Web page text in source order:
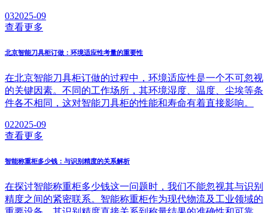
032025-09
查看更多
北京智能刀具柜订做：环境适应性考量的重要性
在北京智能刀具柜订做的过程中，环境适应性是一个不可忽视
的关键因素。不同的工作场所，其环境湿度、温度、尘埃等条
件各不相同，这对智能刀具柜的性能和寿命有着直接影响。
022025-09
查看更多
智能称重柜多少钱：与识别精度的关系解析
在探讨智能称重柜多少钱这一问题时，我们不能忽视其与识别
精度之间的紧密联系。智能称重柜作为现代物流及工业领域的